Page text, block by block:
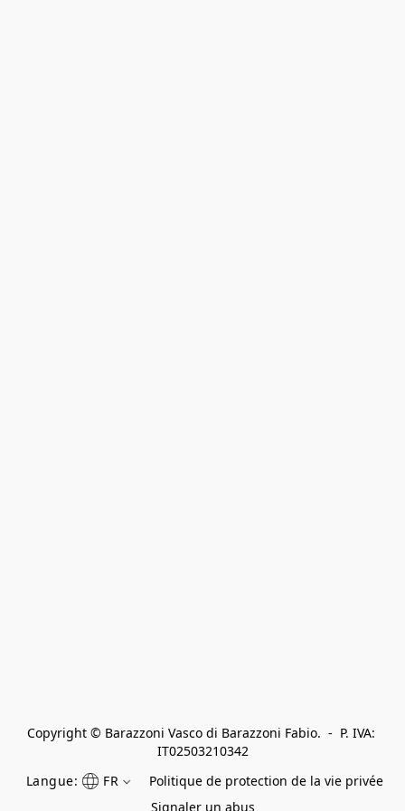
Copyright © Barazzoni Vasco di Barazzoni Fabio.  -  P. IVA:
IT02503210342
Langue:
FR
Politique de protection de la vie privée
Signaler un abus